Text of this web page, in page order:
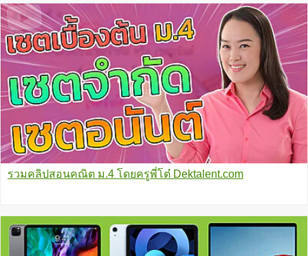
รวมคลิปสอนคณิต ม.4 โดยครูพี่โต๋ Dektalent.com